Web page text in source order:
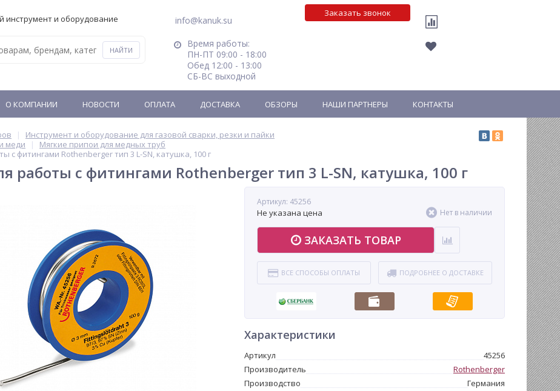
инструмент и оборудование
info@kanuk.su
Время работы:
ПН-ПТ 09:00 - 18:00
Обед 12:00 - 13:00
СБ-ВС выходной
Заказать звонок
О КОМПАНИИ НОВОСТИ ОПЛАТА ДОСТАВКА ОБЗОРЫ НАШИ ПАРТНЕРЫ КОНТАКТЫ
Инструмент и оборудование для газовой сварки, резки и пайки
меди
Мягкие припои для медных труб
с фитингами Rothenberger тип 3 L-SN, катушка, 100 г
работы с фитингами Rothenberger тип 3 L-SN, катушка, 100 г
Артикул: 45256
Не указана цена Нет в наличии
ЗАКАЗАТЬ ТОВАР
ВСЕ СПОСОБЫ ОПЛАТЫ ПОДРОБНЕЕ О ДОСТАВКЕ
Характеристики
Артикул
45256
Производитель
Rothenberger
Производство
Германия